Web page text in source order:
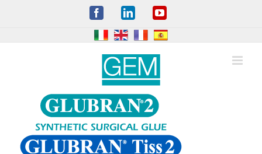
FacebookLinkedInYouTube